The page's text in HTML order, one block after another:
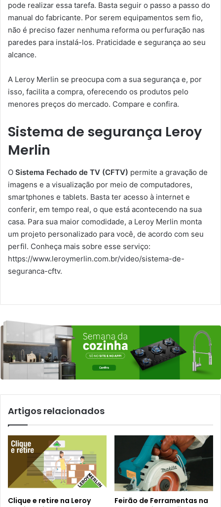
pode realizar essa tarefa. Basta seguir o passo a passo do
manual do fabricante. Por serem equipamentos sem fio,
não é preciso fazer nenhuma reforma ou perfuração nas
paredes para instalá-los. Praticidade e segurança ao seu
alcance.
A Leroy Merlin se preocupa com a sua segurança e, por
isso, facilita a compra, oferecendo os produtos pelo
menores preços do mercado. Compare e confira.
Sistema de segurança Leroy
Merlin
O Sistema Fechado de TV (CFTV) permite a gravação de
imagens e a visualização por meio de computadores,
smartphones e tablets. Basta ter acesso à internet e
conferir, em tempo real, o que está acontecendo na sua
casa. Para sua maior comodidade, a Leroy Merlin monta
um projeto personalizado para você, de acordo com seu
perfil. Conheça mais sobre esse serviço:
https://www.leroymerlin.com.br/video/sistema-de-
seguranca-cftv.
Artigos relacionados
Clique e retire na Leroy
Feirão de Ferramentas na